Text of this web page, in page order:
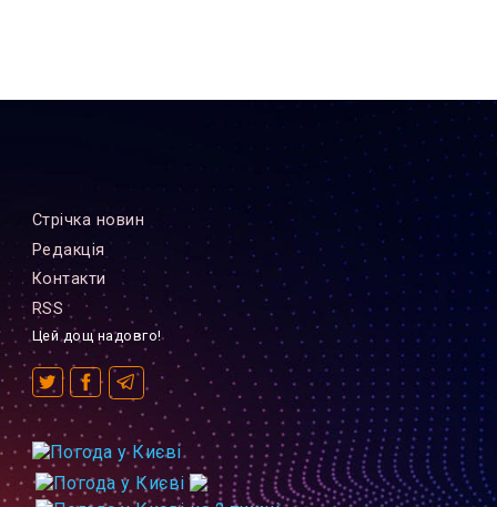
Стрiчка новин
Редакцiя
Контакти
RSS
Цей дощ надовго!